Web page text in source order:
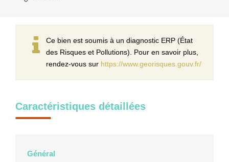
Ce bien est soumis à un diagnostic ERP (État
des Risques et Pollutions). Pour en savoir plus,
rendez-vous sur https://www.georisques.gouv.fr/
Caractéristiques détaillées
Général